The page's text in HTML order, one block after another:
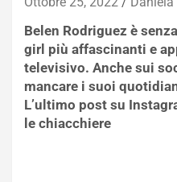
Belen Rodriguez è
girl più affascinanti e
televisivo. Anche sui
mancare i suoi
L’ultimo post su
le chiacchiere